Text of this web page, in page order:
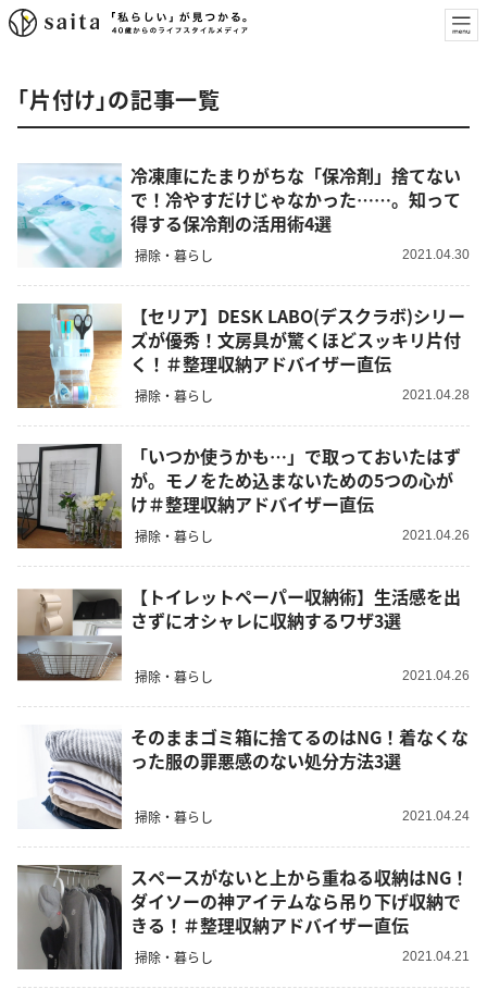
「片付け」の記事一覧
冷凍庫にたまりがちな「保冷剤」捨てない
で！冷やすだけじゃなかった……。知って
得する保冷剤の活用術4選
掃除・暮らし 2021.04.30
【セリア】DESK LABO(デスクラボ)シリー
ズが優秀！文房具が驚くほどスッキリ片付
く！＃整理収納アドバイザー直伝
掃除・暮らし 2021.04.28
「いつか使うかも…」で取っておいたはず
が。モノをため込まないための5つの心が
け＃整理収納アドバイザー直伝
掃除・暮らし 2021.04.26
【トイレットペーパー収納術】生活感を出
さずにオシャレに収納するワザ3選
掃除・暮らし 2021.04.26
そのままゴミ箱に捨てるのはNG！着なくな
った服の罪悪感のない処分方法3選
掃除・暮らし 2021.04.24
スペースがないと上から重ねる収納はNG！
ダイソーの神アイテムなら吊り下げ収納で
きる！＃整理収納アドバイザー直伝
掃除・暮らし 2021.04.21